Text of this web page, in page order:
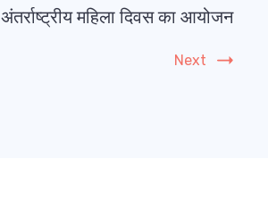
अंतर्राष्ट्रीय महिला दिवस का आयोजन
Next